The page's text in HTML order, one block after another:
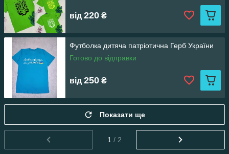
від 220 ₴
Футболка дитяча патріотична Герб України
Готово до відправки
від 250 ₴
Показати ще
1 / 2